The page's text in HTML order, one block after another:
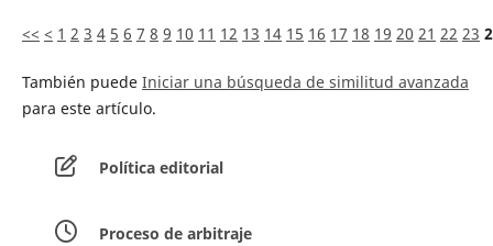
<< < 1 2 3 4 5 6 7 8 9 10 11 12 13 14 15 16 17 18 19 20 21 22 23
También puede Iniciar una búsqueda de similitud avanzada
para este artículo.
Política editorial
Proceso de arbitraje